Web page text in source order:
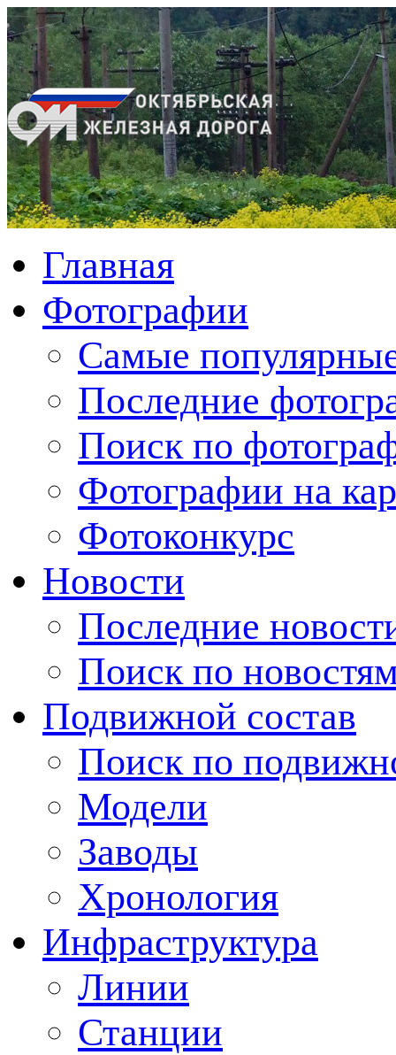
Главная
Фотографии
Cамые
Последние
Поиск по
Фотографии на
Фотоконкурс
Новости
Последние
Поиск по
Подвижной состав
Поиск по
Модели
Заводы
Хронология
Инфраструктура
Линии
Станции